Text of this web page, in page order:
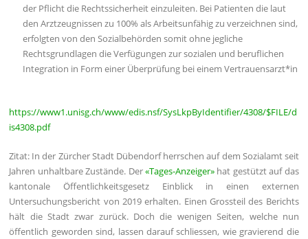
der Pflicht die Rechtssicherheit einzuleiten. Bei Patienten die laut
den Arztzeugnissen zu 100% als Arbeitsunfähig zu verzeichnen sind,
erfolgten von den Sozialbehörden somit ohne jegliche
Rechtsgrundlagen die Verfügungen zur sozialen und beruflichen
Integration in Form einer Überprüfung bei einem Vertrauensarzt*in
https://www1.unisg.ch/www/edis.nsf/SysLkpByIdentifier/4308/$FILE/d
is4308.pdf
Zitat: In der Zürcher Stadt Dübendorf herrschen auf dem Sozialamt seit
Jahren unhaltbare Zustände. Der«Tages-Anzeiger» hat gestützt auf das
kantonale Öffentlichkeitsgesetz Einblick in einen externen
Untersuchungsbericht von 2019 erhalten. Einen Grossteil des Berichts
hält die Stadt zwar zurück. Doch die wenigen Seiten, welche nun
öffentlich geworden sind, lassen darauf schliessen, wie gravierend die